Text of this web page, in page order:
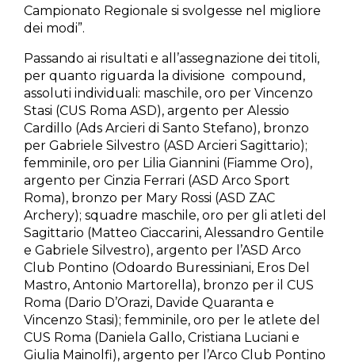
Campionato Regionale si svolgesse nel migliore
dei modi”.
Passando ai risultati e all’assegnazione dei titoli,
per quanto riguarda la divisione compound,
assoluti individuali: maschile, oro per Vincenzo
Stasi (CUS Roma ASD), argento per Alessio
Cardillo (Ads Arcieri di Santo Stefano), bronzo
per Gabriele Silvestro (ASD Arcieri Sagittario);
femminile, oro per Lilia Giannini (Fiamme Oro),
argento per Cinzia Ferrari (ASD Arco Sport
Roma), bronzo per Mary Rossi (ASD ZAC
Archery); squadre maschile, oro per gli atleti del
Sagittario (Matteo Ciaccarini, Alessandro Gentile
e Gabriele Silvestro), argento per l’ASD Arco
Club Pontino (Odoardo Buressiniani, Eros Del
Mastro, Antonio Martorella), bronzo per il CUS
Roma (Dario D’Orazi, Davide Quaranta e
Vincenzo Stasi); femminile, oro per le atlete del
CUS Roma (Daniela Gallo, Cristiana Luciani e
Giulia Mainolfi), argento per l’Arco Club Pontino